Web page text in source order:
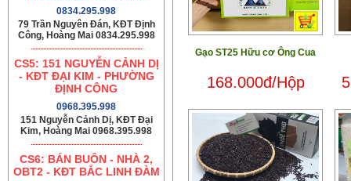
0834.295.998
79 Trần Nguyên Đán, KĐT Định
Công, Hoàng Mai 0834.295.998
CS5: 151 NGUYỄN CẢNH DỊ
- KĐT ĐẠI KIM - PHƯỜNG
ĐỊNH CÔNG
0968.395.998
151 Nguyễn Cảnh Dị, KĐT Đại
Kim, Hoàng Mai 0968.395.998
CS6: BÁN BUÔN - NHÀ 2,
OBT2 - KĐT BẮC LINH ĐÀM
Gạo ST25 Hữu cơ Ông Cua
168.000đ/Hộp